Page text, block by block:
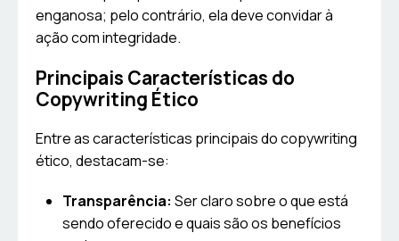
enganosa; pelo contrário, ela deve convidar à
ação com integridade.
Principais Características do
Copywriting Ético
Entre as características principais do copywriting
ético, destacam-se:
Transparência: Ser claro sobre o que está
sendo oferecido e quais são os benefícios